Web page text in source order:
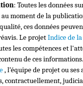
: Toutes les données
moment de la
ces données
Le projetIndice de
les compétences et
de ces informations.
, l’équipe de projet ou
contractuellement,